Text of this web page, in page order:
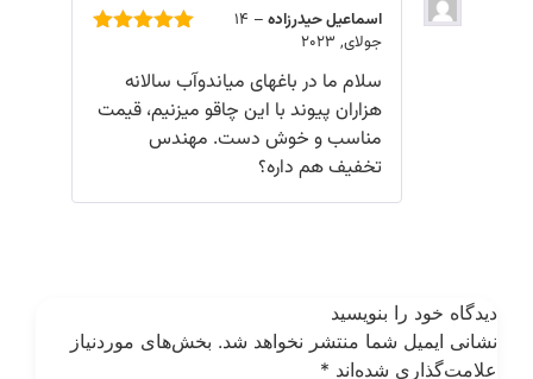
اسماعیل حیدرزاده–
14
جولای, 2023
سلام ما در باغهای میاندوآب سالانه
هزاران پیوند با این چاقو میزنیم، قیمت
مناسب و خوش دست. مهندس
تخفیف هم داره؟
خود را بنویسید
ایمیل شما منتشر نخواهد شد. بخش‌های موردنیاز
شده‌اند*